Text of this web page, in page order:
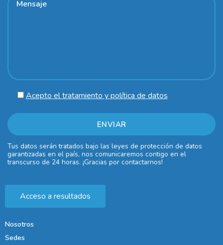
Acepto el tratamiento y política de datos
Tus datos serán tratados bajo las leyes de protección de datos
garantizadas en el país, nos comunicaremos contigo en el
transcurso de 24 horas. ¡Gracias por contactarnos!
Acceso a resultados
Nosotros
Sedes